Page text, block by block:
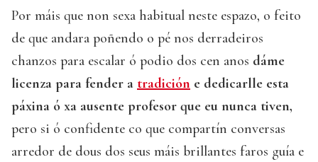
Por máis que non sexa habitual neste espazo, o feito
de que andara poñendo o pé nos derradeiros
chanzos para escalar ó podio dos cen anos dáme
licenza para fender a tradición e dedicarlle esta
páxina ó xa ausente profesor que eu nunca tiven,
pero si ó confidente co que compartín conversas
arredor de dous dos seus máis brillantes faros guía e